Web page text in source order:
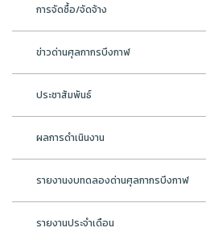
การจัดซื้อ/จัดจ้าง
ข่าวด่านศุลกากรบึงกาฬ
ประชาสัมพันธ์
ผลการดำเนินงาน
รายงานงบทดลองด่านศุลกากรบึงกาฬ
รายงานประจำเดือน